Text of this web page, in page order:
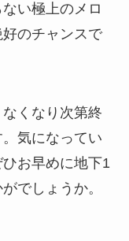
い極上のメロ
のチャンスで
くなり次第終
気になってい
お早めに地下1
でしょうか。